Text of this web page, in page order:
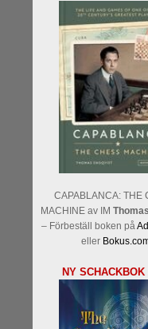
CAPABLANCA: THE
MACHINE av IM
– Förbeställ boken på
eller
NY SCHACKBOK